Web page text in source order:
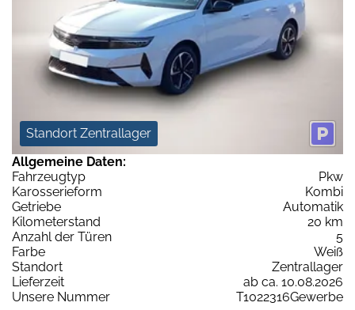
Standort Zentrallager
Allgemeine Daten:
Fahrzeugtyp
Pkw
Karosserieform
Kombi
Getriebe
Automatik
Kilometerstand
20 km
Anzahl der Türen
5
Farbe
Weiß
Standort
Zentrallager
Lieferzeit
ab ca. 10.08.2026
Unsere Nummer
T1022316Gewerbe